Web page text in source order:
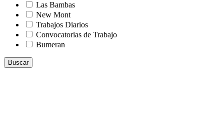
Las Bambas
New Mont
Trabajos Diarios
Convocatorias de Trabajo
Bumeran
Buscar